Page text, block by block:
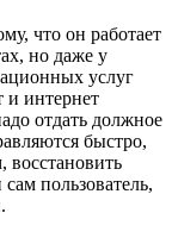
что он работает
но даже у
услуг
и интернет
отдать должное
быстро,
восстановить
пользователь,